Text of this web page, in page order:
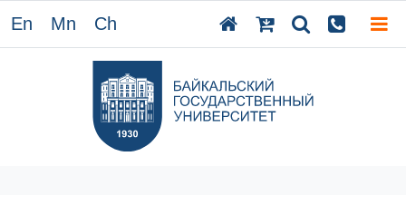
En Mn Ch